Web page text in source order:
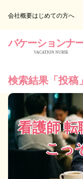
会社概要はじめての方へ
バケーションナ
VACATION NURSE
検索結果「 投稿 」
看護師 転
こっ